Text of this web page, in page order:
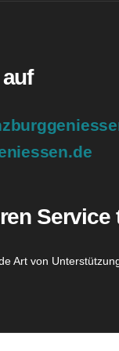
Service
Art von